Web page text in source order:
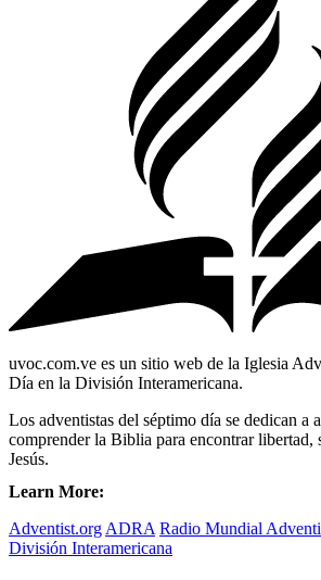
uvoc.com.ve es un sitio web de la Iglesia
Día en la División Interamericana.
Los adventistas del séptimo día se dedican a
comprender la Biblia para encontrar libertad,
Jesús.
Learn More:
Adventist.org ADRA Radio Mundial
División Interamericana